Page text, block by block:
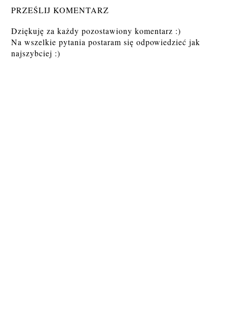
PRZEŚLIJ KOMENTARZ
Dziękuję za każdy pozostawiony komentarz :)
Na wszelkie pytania postaram się odpowiedzieć jak
najszybciej :)